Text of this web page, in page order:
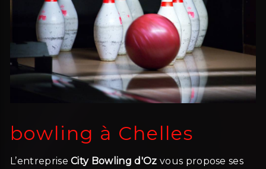
bowling à Chelles
L’entrepriseCity Bowling d'Oz vous propose ses